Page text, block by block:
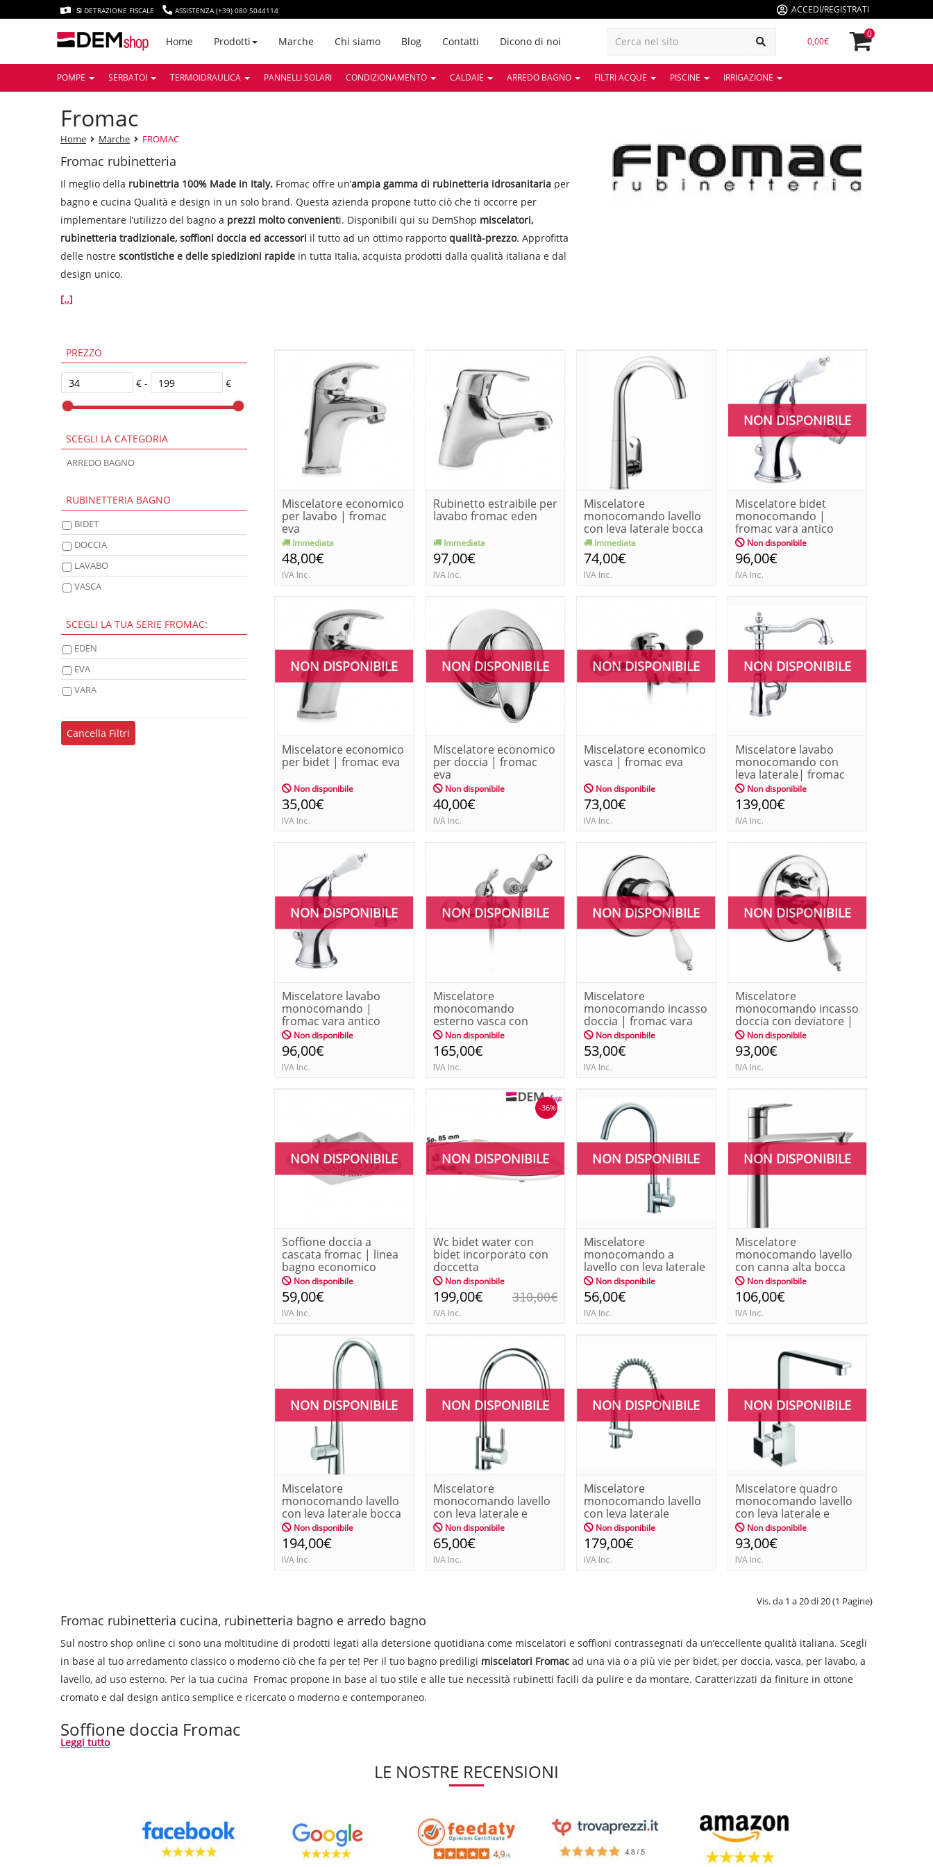
SI DETRAZIONE FISCALE ASSISTENZA (+39) 080 5044114 ACCEDI/REGISTRATI
Home Prodotti Marche Chi siamo Blog Contatti Dicono di noi 0,00€
0
POMPE SERBATOI TERMOIDRAULICA PANNELLI SOLARI CONDIZIONAMENTO CALDAIE ARREDO BAGNO FILTRI ACQUE PISCINE IRRIGAZIONE
fromac
Home Marche FROMAC
Fromac rubinetteria
Il meglio della rubinettria 100% Made in Italy. Fromac offre un’ampia gamma di rubinetteria idrosanitaria per
bagno e cucina Qualità e design in un solo brand. Questa azienda propone tutto ciò che ti occorre per
implementare l’utilizzo del bagno a prezzi molto convenienti. Disponibili qui su DemShop miscelatori,
rubinetteria tradizionale, soffioni doccia ed accessori il tutto ad un ottimo rapporto qualità-prezzo. Approfitta
delle nostre scontistiche e delle spiedizioni rapide in tutta Italia, acquista prodotti dalla qualità italiana e dal
design unico.
[..]
PREZZO
€ - €
SCEGLI LA CATEGORIA
ARREDO BAGNO
RUBINETTERIA BAGNO
BIDET
DOCCIA
LAVABO
VASCA
SCEGLI LA TUA SERIE FROMAC:
EDEN
EVA
VARA
Cancella Filtri
Miscelatore economico
per lavabo | fromac
eva
Immediata
48,00€
IVA Inc.
Rubinetto estraibile per
lavabo fromac eden
Immediata
97,00€
IVA Inc.
Miscelatore
monocomando lavello
con leva laterale bocca
girevole ...
Immediata
74,00€
IVA Inc.
NON DISPONIBILE
Miscelatore bidet
monocomando |
fromac vara antico
Non disponibile
96,00€
IVA Inc.
NON DISPONIBILE
Miscelatore economico
per bidet | fromac eva
Non disponibile
35,00€
IVA Inc.
NON DISPONIBILE
Miscelatore economico
per doccia | fromac
eva
Non disponibile
40,00€
IVA Inc.
NON DISPONIBILE
Miscelatore economico
vasca | fromac eva
Non disponibile
73,00€
IVA Inc.
NON DISPONIBILE
Miscelatore lavabo
monocomando con
leva laterale| fromac
vara ant...
Non disponibile
139,00€
IVA Inc.
NON DISPONIBILE
Miscelatore lavabo
monocomando |
fromac vara antico
Non disponibile
96,00€
IVA Inc.
NON DISPONIBILE
Miscelatore
monocomando
esterno vasca con
deviatore | fromac
vara...
Non disponibile
165,00€
IVA Inc.
NON DISPONIBILE
Miscelatore
monocomando incasso
doccia | fromac vara
antico
Non disponibile
53,00€
IVA Inc.
NON DISPONIBILE
Miscelatore
monocomando incasso
doccia con deviatore |
fromac va...
Non disponibile
93,00€
IVA Inc.
NON DISPONIBILE
Soffione doccia a
cascata fromac | linea
bagno economico
Non disponibile
59,00€
IVA Inc.
NON DISPONIBILE
-36%
Wc bidet water con
bidet incorporato con
doccetta
Non disponibile
199,00€
IVA Inc.
310,00€
NON DISPONIBILE
Miscelatore
monocomando a
lavello con leva laterale
inox |fromac ...
Non disponibile
56,00€
IVA Inc.
NON DISPONIBILE
Miscelatore
monocomando lavello
con canna alta bocca
girevole |fr...
Non disponibile
106,00€
IVA Inc.
NON DISPONIBILE
Miscelatore
monocomando lavello
con leva laterale bocca
girevole ...
Non disponibile
194,00€
IVA Inc.
NON DISPONIBILE
Miscelatore
monocomando lavello
con leva laterale e
bocca girevol...
Non disponibile
65,00€
IVA Inc.
NON DISPONIBILE
Miscelatore
monocomando lavello
con leva laterale
|fromac design
Non disponibile
179,00€
IVA Inc.
NON DISPONIBILE
Miscelatore quadro
monocomando lavello
con leva laterale e
bocca ...
Non disponibile
93,00€
IVA Inc.
Vis. da 1 a 20 di 20 (1 Pagine)
Fromac rubinetteria cucina, rubinetteria bagno e arredo bagno
Sul nostro shop online ci sono una moltitudine di prodotti legati alla detersione quotidiana come miscelatori e soffioni contrassegnati da un’eccellente qualità italiana. Scegli
in base al tuo arredamento classico o moderno ciò che fa per te! Per il tuo bagno prediligi miscelatori Fromac ad una via o a più vie per bidet, per doccia, vasca, per lavabo, a
lavello, ad uso esterno. Per la tua cucina Fromac propone in base al tuo stile e alle tue necessità rubinetti facili da pulire e da montare. Caratterizzati da finiture in ottone
cromato e dal design antico semplice e ricercato o moderno e contemporaneo.
Soffione doccia Fromac
sono anche gli ugelli con funzione anticalcare i quali garantiscono una pulizia efficace con basso rischio di formazione del calcare.
Braccio doccia Fromacda parete tondo realizzato in ottone cromato, con un design semplice e lineare. C
Rubinetteria bagno Fromac: Eva e Vara semplicità e convenienza su Demshop.it
Leggi tutto
LE NOSTRE RECENSIONI